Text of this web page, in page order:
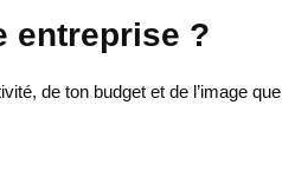
entreprise ?
de ton budget et de l’image